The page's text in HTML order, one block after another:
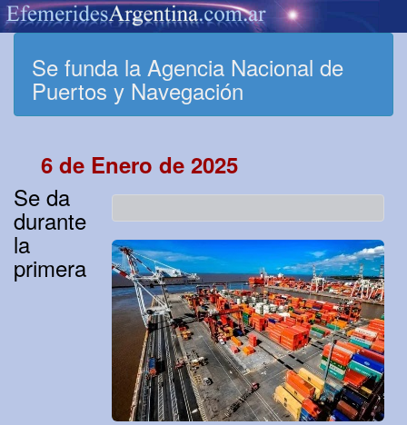
Se funda la Agencia Nacional de
Puertos y Navegación
6 de Enero de 2025
Se da
durante
la
primera